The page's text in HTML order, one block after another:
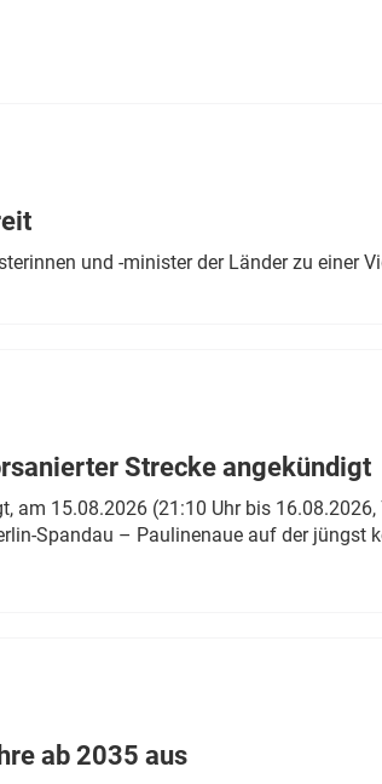
und -minister der Länder zu einer
Strecke angekündigt
am 15.08.2026 (21:10 Uhr bis
Spandau – Paulinenaue auf der jüngst
ab 2035 aus